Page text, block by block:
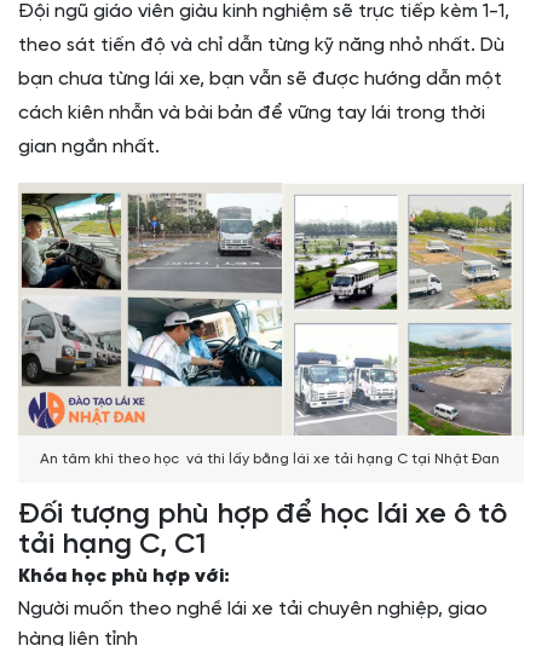
Đội ngũ giáo viên giàu kinh nghiệm sẽ trực tiếp kèm 1-1,
theo sát tiến độ và chỉ dẫn từng kỹ năng nhỏ nhất. Dù
bạn chưa từng lái xe, bạn vẫn sẽ được hướng dẫn một
cách kiên nhẫn và bài bản để vững tay lái trong thời
gian ngắn nhất.
An tâm khi theo học và thi lấy bằng lái xe tải hạng C tại Nhật Đan
Đối tượng phù hợp để học lái xe ô tô
tải hạng C, C1
Khóa học phù hợp với:
Người muốn theo nghề lái xe tải chuyên nghiệp, giao
hàng liên tỉnh